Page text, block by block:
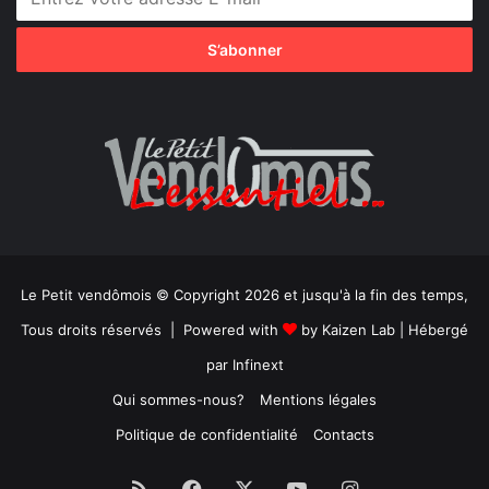
Le Petit vendômois © Copyright 2026 et jusqu'à la fin des temps,
Tous droits réservés | Powered with
by Kaizen Lab | Hébergé
par Infinext
Qui sommes-nous?
Mentions légales
Politique de confidentialité
Contacts